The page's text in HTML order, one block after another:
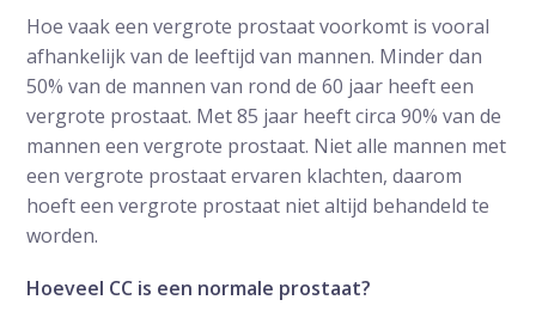
Hoe vaak een vergrote prostaat voorkomt is vooral
afhankelijk van de leeftijd van mannen. Minder dan
50% van de mannen van rond de 60 jaar heeft een
vergrote prostaat. Met 85 jaar heeft circa 90% van de
mannen een vergrote prostaat. Niet alle mannen met
een vergrote prostaat ervaren klachten, daarom
hoeft een vergrote prostaat niet altijd behandeld te
worden.
Hoeveel CC is een normale prostaat?